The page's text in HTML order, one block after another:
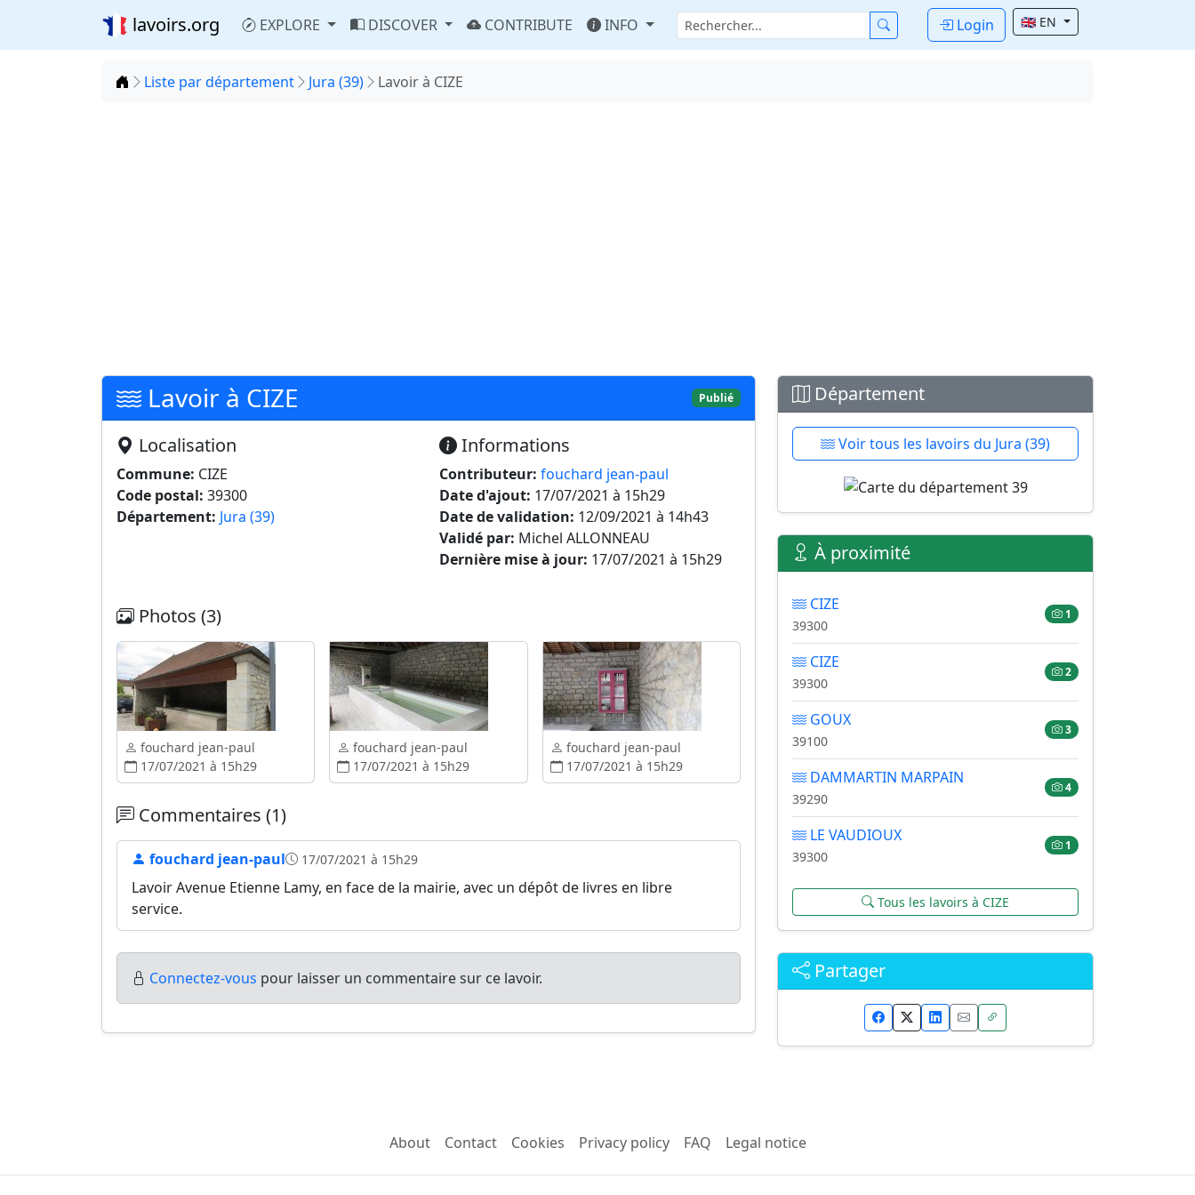
lavoirs.org EXPLORE DISCOVER CONTRIBUTE INFO Login 🇬🇧 EN
Accueil
Liste par département Jura (39) Lavoir à CIZE
Lavoir à CIZE Publié
Localisation
Commune: CIZE
Code postal: 39300
Département: Jura (39)
Informations
Contributeur: fouchard jean-paul
Date d'ajout: 17/07/2021 à 15h29
Date de validation: 12/09/2021 à 14h43
Validé par: Michel ALLONNEAU
Dernière mise à jour: 17/07/2021 à 15h29
Photos (3)
fouchard jean-paul
17/07/2021 à 15h29
fouchard jean-paul
17/07/2021 à 15h29
fouchard jean-paul
17/07/2021 à 15h29
Commentaires (1)
fouchard jean-paul 17/07/2021 à 15h29
Lavoir Avenue Etienne Lamy, en face de la mairie, avec un dépôt de livres en libre
service.
Connectez-vous pour laisser un commentaire sur ce lavoir.
Département
Voir tous les lavoirs du Jura (39)
À proximité
CIZE
39300
1
CIZE
39300
2
GOUX
39100
3
DAMMARTIN MARPAIN
39290
4
LE VAUDIOUX
39300
1
Tous les lavoirs à CIZE
Partager
About Contact Cookies Privacy policy FAQ Legal notice